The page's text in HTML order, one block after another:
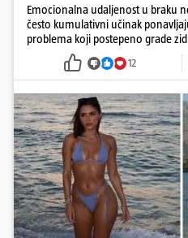
Emocionalna udaljenost u braku
često kumulativni učinak
problema koji postepeno grade
12